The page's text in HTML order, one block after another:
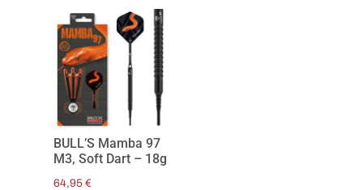
BULL’S Mamba 97
M3, Soft Dart – 18g
64,95 €